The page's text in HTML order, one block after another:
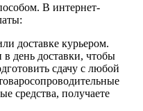
В интернет-
доставке курьером.
день доставки, чтобы
сдачу с любой
средства, получаете